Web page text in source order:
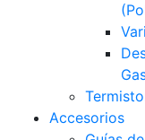
Accesorios